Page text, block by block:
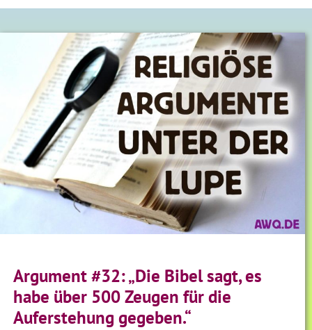
Argument #32: „Die Bibel sagt, es
habe über 500 Zeugen für die
Auferstehung gegeben.“